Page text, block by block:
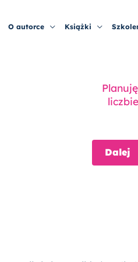
O autorce Książki
Dalej